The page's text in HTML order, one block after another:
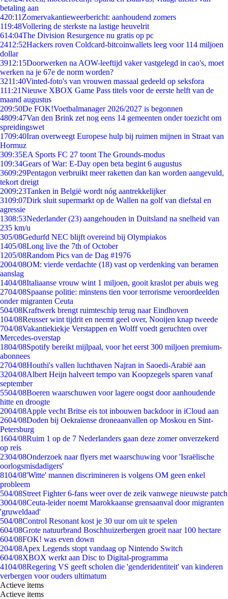
betaling aan
420:11 Zomervakantieweerbericht: aanhoudend zomers
119:48Vollering de sterkste na lastige heuvelrit
614:04The Division Resurgence nu gratis op pc
2412:52Hackers roven Coldcard-bitcoinwallets leeg voor 114 miljoen
dollar
3912:15Doorwerken na AOW-leeftijd vaker vastgelegd in cao's, moet
werken na je 67e de norm worden?
3211:40Vinted-foto's van vrouwen massaal gedeeld op seksfora
111:21Nieuwe XBOX Game Pass titels voor de eerste helft van de
maand augustus
209:50De FOK!Voetbalmanager 2026/2027 is begonnen
4809:47Van den Brink zet nog eens 14 gemeenten onder toezicht om
spreidingswet
1709:40Iran overweegt Europese hulp bij ruimen mijnen in Straat van
Hormuz
309:35EA Sports FC 27 toont The Grounds-modus
109:34Gears of War: E-Day open beta begint 6 augustus
3609:29Pentagon verbruikt meer raketten dan kan worden aangevuld,
tekort dreigt
2009:23Tanken in België wordt nóg aantrekkelijker
3109:07Dirk sluit supermarkt op de Wallen na golf van diefstal en
agressie
1308:53Nederlander (23) aangehouden in Duitsland na snelheid van
235 km/u
305/08Gedurfd NEC blijft overeind bij Olympiakos
1405/08Long live the 7th of October
1205/08Random Pics van de Dag #1976
2004/08OM: vierde verdachte (18) vast op verdenking van beramen
aanslag
1404/08Italiaanse vrouw wint 1 miljoen, gooit kraslot per abuis weg
2704/08Spaanse politie: minstens tien voor terrorisme veroordeelden
onder migranten Ceuta
504/08Kraftwerk brengt ruimteschip terug naar Eindhoven
104/08Reusser wint tijdrit en neemt geel over, Nooijen knap tweede
704/08Vakantiekiekje Verstappen en Wolff voedt geruchten over
Mercedes-overstap
1804/08Spotify bereikt mijlpaal, voor het eerst 300 miljoen premium-
abonnees
2704/08Houthi's vallen luchthaven Najran in Saoedi-Arabië aan
3204/08Albert Heijn halveert tempo van Koopzegels sparen vanaf
september
5504/08Boeren waarschuwen voor lagere oogst door aanhoudende
hitte en droogte
2004/08Apple vecht Britse eis tot inbouwen backdoor in iCloud aan
2604/08Doden bij Oekraïense droneaanvallen op Moskou en Sint-
Petersburg
1604/08Ruim 1 op de 7 Nederlanders gaan deze zomer onverzekerd
op reis
2304/08Onderzoek naar flyers met waarschuwing voor 'Israëlische
oorlogsmisdadigers'
8104/08'Witte' mannen discrimineren is volgens OM geen enkel
probleem
504/08Street Fighter 6-fans weer over de zeik vanwege nieuwste patch
3004/08Ceuta-leider noemt Marokkaanse grensaanval door migranten
'gruweldaad'
504/08Control Resonant kost je 30 uur om uit te spelen
604/08Grote natuurbrand Boschhuizerbergen groeit naar 100 hectare
604/08FOK! was even down
204/08Apex Legends stopt vandaag op Nintendo Switch
604/08XBOX werkt aan Disc to Digital-programma
4104/08Regering VS geeft scholen die 'genderidentiteit' van kinderen
verbergen voor ouders ultimatum
Actieve items
Actieve items